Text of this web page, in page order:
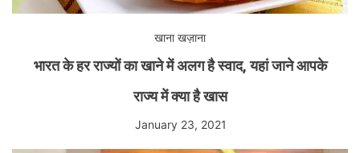
खाना खज़ाना
भारत के हर राज्यों का खाने में अलग है स्वाद, यहां जाने आपके
राज्य में क्या है खास
January 23, 2021